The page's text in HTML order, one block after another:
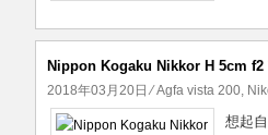
Nippon Kogaku Nikkor H 5cm f2
2018年03月20日 ⁄Agfa vista 200,
想起